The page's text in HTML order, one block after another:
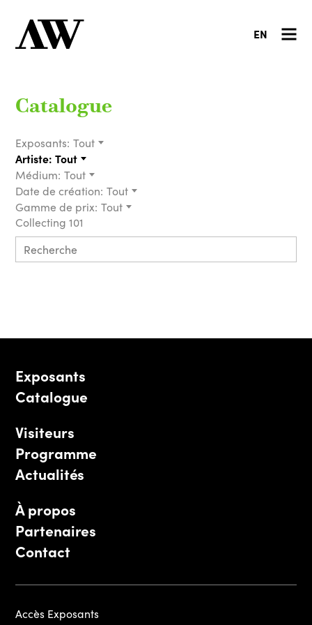
EN
Catalogue
Exposants: Tout
Artiste: Tout
Médium: Tout
Date de création: Tout
Gamme de prix: Tout
Collecting 101
Exposants
Catalogue
Visiteurs
Programme
Actualités
À propos
Partenaires
Contact
Accès Exposants